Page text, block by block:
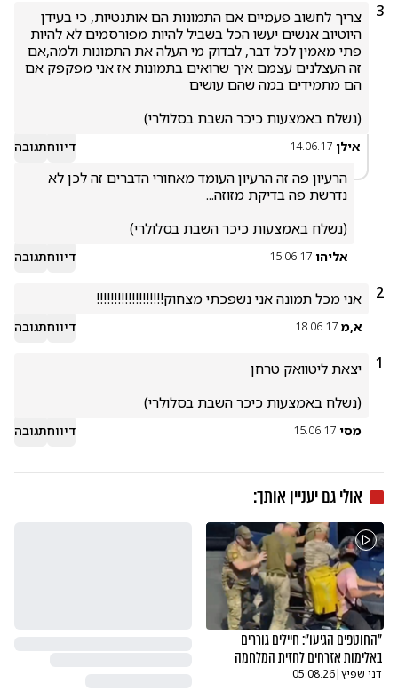
3
(נשלח באמצעות כיכר השבת בסלולרי)
אילן 14.06.17 דיווחתגובה
(נשלח באמצעות כיכר השבת בסלולרי)
אליהו 15.06.17 דיווחתגובה
2 אני מכל תמונה אני נשפכתי מצחוק!!!!!!!!!!!!!!!!!!!
א,מ 18.06.17 דיווחתגובה
1
(נשלח באמצעות כיכר השבת בסלולרי)
מסי 15.06.17 דיווחתגובה
אולי גם יעניין אותך:
"החוטפים הגיעו": חיילים גוררים
באלימות אזרחים לחזית המלחמה
דני שפיץ|
05.08.26